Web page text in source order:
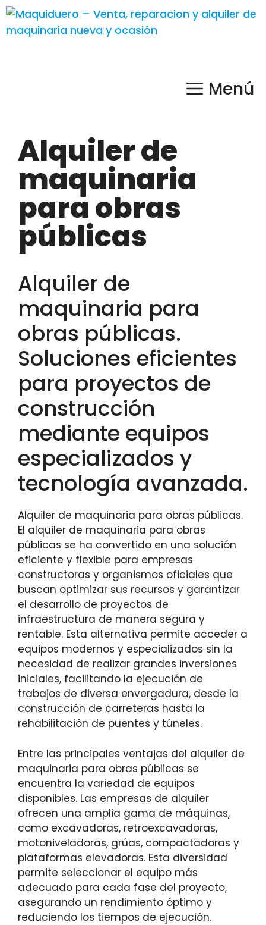
Menú
Alquiler de
maquinaria
para obras
públicas
Alquiler de
maquinaria para
obras públicas.
Soluciones eficientes
para proyectos de
construcción
mediante equipos
especializados y
tecnología avanzada.
Alquiler de maquinaria para obras públicas.
El alquiler de maquinaria para obras
públicas se ha convertido en una solución
eficiente y flexible para empresas
constructoras y organismos oficiales que
buscan optimizar sus recursos y garantizar
el desarrollo de proyectos de
infraestructura de manera segura y
rentable. Esta alternativa permite acceder a
equipos modernos y especializados sin la
necesidad de realizar grandes inversiones
iniciales, facilitando la ejecución de
trabajos de diversa envergadura, desde la
construcción de carreteras hasta la
rehabilitación de puentes y túneles.
Entre las principales ventajas del alquiler de
maquinaria para obras públicas se
encuentra la variedad de equipos
disponibles. Las empresas de alquiler
ofrecen una amplia gama de máquinas,
como excavadoras, retroexcavadoras,
motoniveladoras, grúas, compactadoras y
plataformas elevadoras. Esta diversidad
permite seleccionar el equipo más
adecuado para cada fase del proyecto,
asegurando un rendimiento óptimo y
reduciendo los tiempos de ejecución.